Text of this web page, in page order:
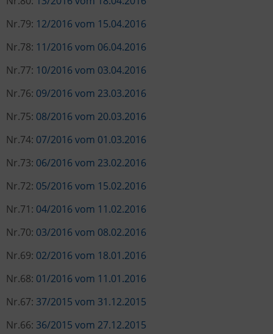
Nr.79: 12/2016 vom 15.04.2016
Nr.78: 11/2016 vom 06.04.2016
Nr.77: 10/2016 vom 03.04.2016
Nr.76: 09/2016 vom 23.03.2016
Nr.75: 08/2016 vom 20.03.2016
Nr.74: 07/2016 vom 01.03.2016
Nr.73: 06/2016 vom 23.02.2016
Nr.72: 05/2016 vom 15.02.2016
Nr.71: 04/2016 vom 11.02.2016
Nr.70: 03/2016 vom 08.02.2016
Nr.69: 02/2016 vom 18.01.2016
Nr.68: 01/2016 vom 11.01.2016
Nr.67: 37/2015 vom 31.12.2015
Nr.66: 36/2015 vom 27.12.2015